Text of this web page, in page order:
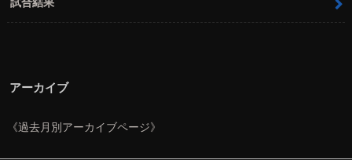
アーカイブ
《過去月別アーカイブページ》